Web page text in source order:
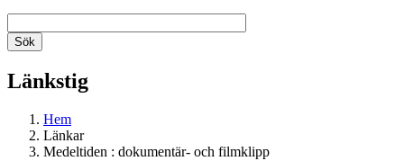
Länkstig
Hem
Länkar
Medeltiden : dokumentär- och filmklipp